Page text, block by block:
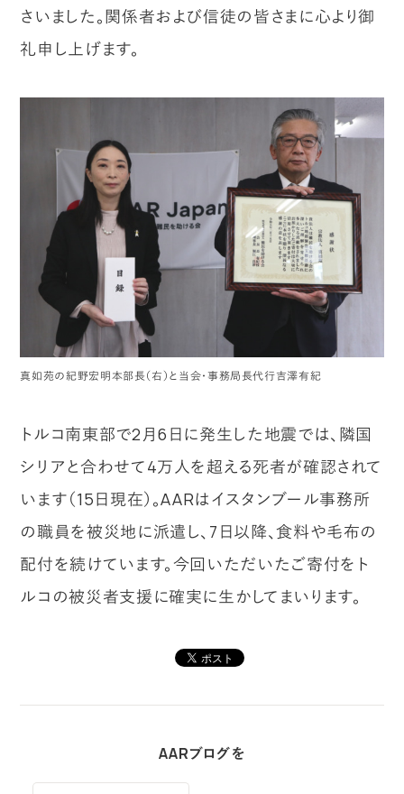
さいました。関係者および信徒の皆さまに心より御
礼申し上げます。
真如苑の紀野宏明本部長（右）と当会・事務局長代行吉澤有紀
トルコ南東部で2月6日に発生した地震では、隣国
シリアと合わせて4万人を超える死者が確認されて
います（15日現在）。AARはイスタンブール事務所
の職員を被災地に派遣し、7日以降、食料や毛布の
配付を続けています。今回いただいたご寄付をト
ルコの被災者支援に確実に生かしてまいります。
AARブログを